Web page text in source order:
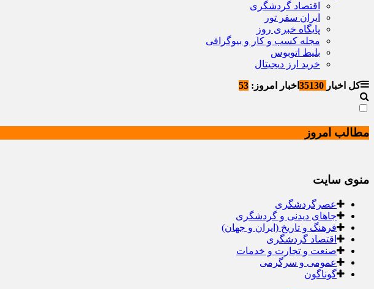
اقتصاد گردشگری
ایران سفر تور
پایگاه خبری روز
مجله کسب و کار و بیوگرافی
بلیط اتوبوس
خرید ارز دیجیتال
کل اخبار اخبار امروز: 53
مطالب امروز
منوی سایت
عصرگردشگری
جاهای دیدنی و گردشگری
فرهنگ و تاریخ (ایران و جهان)
اقتصاد گردشگری
صنعت و تجارت و خدمات
عمومی و سرگرمی
گوناگون